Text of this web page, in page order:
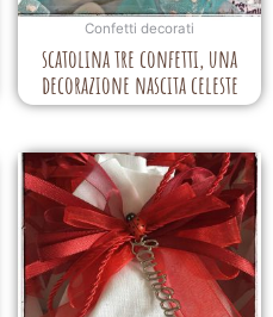
Confetti decorati
scatolina tre confetti, una
decorazione nascita celeste